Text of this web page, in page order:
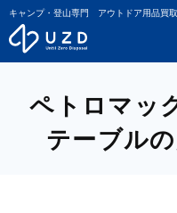
キャンプ・登山専門 アウトドア用品買
ペトロマッ
テーブル